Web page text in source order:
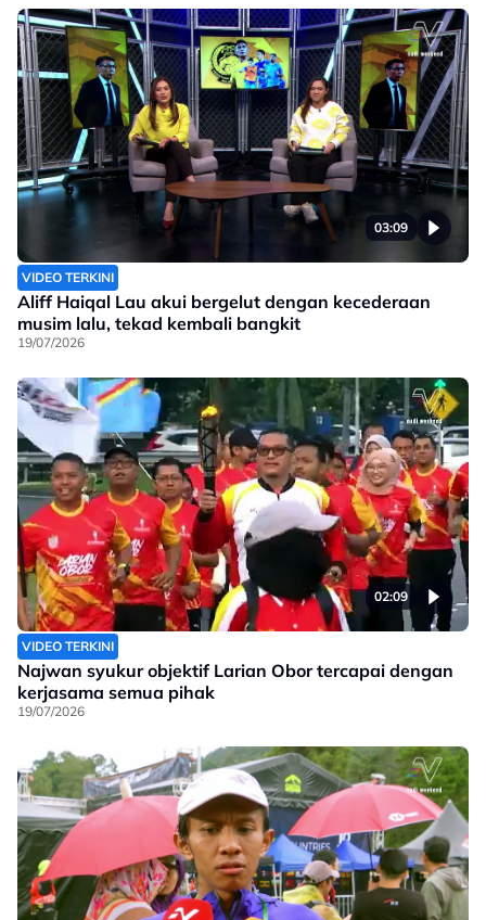
03:09
VIDEO TERKINI
Aliff Haiqal Lau akui bergelut dengan kecederaan
musim lalu, tekad kembali bangkit
19/07/2026
02:09
VIDEO TERKINI
Najwan syukur objektif Larian Obor tercapai dengan
kerjasama semua pihak
19/07/2026